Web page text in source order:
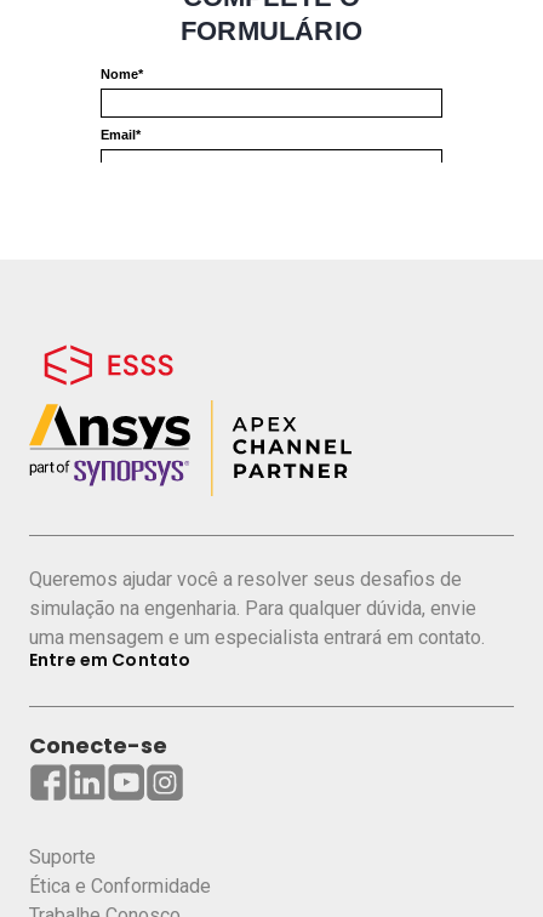
Vamos debater com Beatriz Ostetto,
embalagens na WEG, conhecendo detalhes
do projeto e a visão compartilhada entre a
empresa e a ESSS para um planeta mais
industrial
Simulação computacional e a
industrialização verde
Caso de sucesso WEG: Redução no
consumo de madeira em embalagens
da sustentabilidade na indústria,
entendendo como as novas tecnologias
contribuem para economizar recursos,
Apresentador:
Queremos ajudar você a resolver seus desafios de
simulação na engenharia. Para qualquer dúvida, envie
uma mensagem e um especialista entrará em contato.
Entre em Contato
Conecte-se
Suporte
Ética e Conformidade